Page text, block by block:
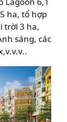
ha, tổ hợp
trời 3 ha,
sáng, các